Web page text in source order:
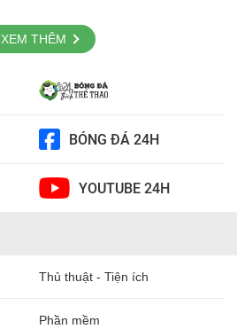
XEM THÊM
BÓNG ĐÁ 24H
YOUTUBE 24H
Thủ thuật - Tiện ích
Phần mềm